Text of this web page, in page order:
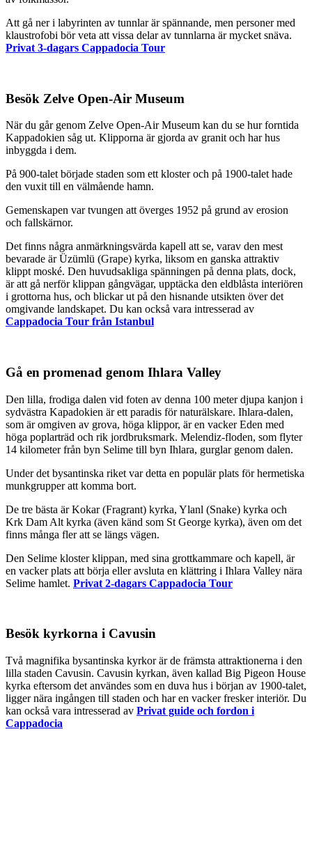
Att gå ner i labyrinten av tunnlar är spännande, men personer med
klaustrofobi bör veta att vissa delar av tunnlarna är mycket snäva.
Privat 3-dagars Cappadocia Tour
Besök Zelve Open-Air Museum
När du går genom Zelve Open-Air Museum kan du se hur forntida
Kappadokien såg ut. Klipporna är gjorda av granit och har hus
inbyggda i dem.
På 900-talet började staden som ett kloster och på 1900-talet hade
den vuxit till en välmående hamn.
Gemenskapen var tvungen att överges 1952 på grund av erosion
och fallskärnor.
Det finns några anmärkningsvärda kapell att se, varav den mest
bevarade är Üzümlü (Grape) kyrka, liksom en ganska attraktiv
klippt moské. Den huvudsakliga spänningen på denna plats, dock,
är att gå nerför klippan gångvägar, upptäcka den eldblåsta interiören
i grottorna hus, och blickar ut på den hisnande utsikten över det
omgivande landskapet. Du kan också vara intresserad av
Cappadocia Tour från Istanbul
Gå en promenad genom Ihlara Valley
Den lilla, frodiga dalen vid foten av denna 100 meter djupa kanjon i
sydvästra Kapadokien är ett paradis för naturälskare. Ihlara-dalen,
som är omgiven av grova, höga klippor, är en vacker Eden med
höga poplarträd och rik jordbruksmark. Melendiz-floden, som flyter
14 kilometer från byn Selime till byn Ihlara, gurglar genom dalen.
Under det bysantinska riket var detta en populär plats för hermetiska
munkgrupper att komma bort.
De tre bästa är Kokar (Fragrant) kyrka, Ylanl (Snake) kyrka och
Krk Dam Alt kyrka (även känd som St George kyrka), även om det
finns många fler att se längs vägen.
Den Selime kloster klippan, med sina grottkammare och kapell, är
en vacker plats att börja eller avsluta en klättring i Ihlara Valley nära
Selime hamlet. Privat 2-dagars Cappadocia Tour
Besök kyrkorna i Cavusin
Två magnifika bysantinska kyrkor är de främsta attraktionerna i den
lilla staden Cavusin. Cavusin kyrkan, även kallad Big Pigeon House
kyrka eftersom det användes som en duva hus i början av 1900-talet,
ligger nära ingången till staden och har en vacker fresker interiör. Du
kan också vara intresserad av Privat guide och fordon i
Cappadocia